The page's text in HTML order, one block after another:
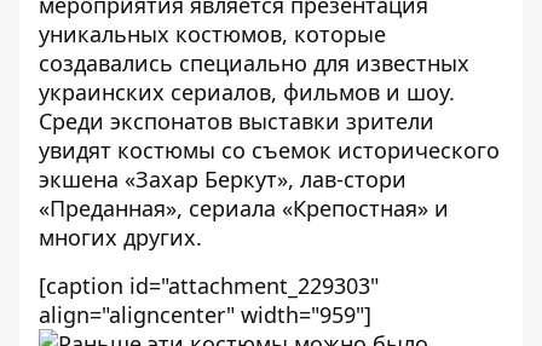
уникальных костюмов, которые
создавались специально для известных
украинских сериалов, фильмов и шоу.
Среди экспонатов выставки зрители
увидят костюмы со съемок исторического
экшена «Захар Беркут», лав-стори
«Преданная», сериала «Крепостная» и
многих других.
[caption id="attachment_229303"
align="aligncenter" width="959"]